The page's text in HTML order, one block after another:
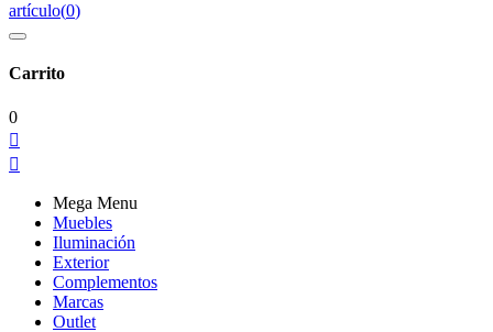
artículo(0)
Carrito
0


Mega Menu
Muebles
Iluminación
Exterior
Complementos
Marcas
Outlet